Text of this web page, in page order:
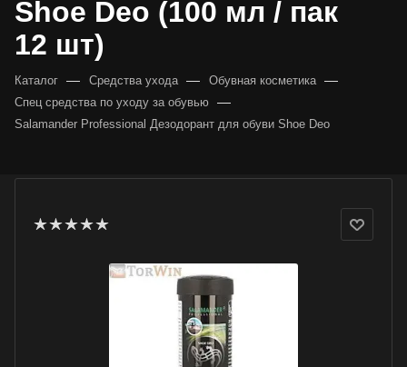
Shoe Deo (100 мл / пак
12 шт)
Каталог — Средства ухода — Обувная косметика —
Спец средства по уходу за обувью —
Salamander Professional Дезодорант для обуви Shoe Deo